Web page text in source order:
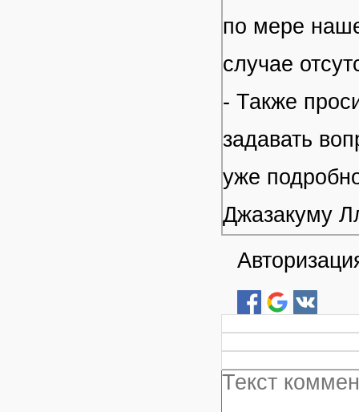
по мере
случае
- Также
задавать
уже
Джазакуму